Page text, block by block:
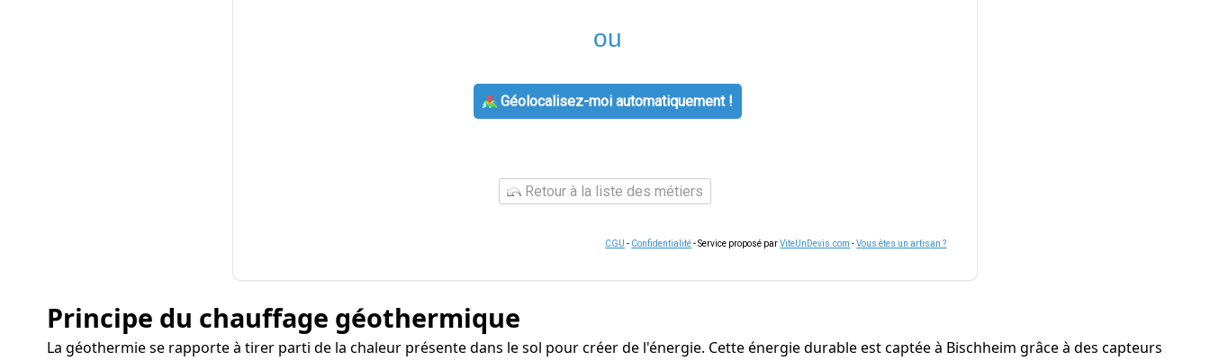
ou
Géolocalisez-moi automatiquement !
Retour à la liste des métiers
CGU - Confidentialité- Service proposé parViteUnDevis.com -Vous êtes un artisan ?
Principe du chauffage géothermique
La géothermie se rapporte à tirer parti de la chaleur présente dans le sol pour créer de l'énergie. Cette énergie durable est captée à Bischheim grâce à des capteurs